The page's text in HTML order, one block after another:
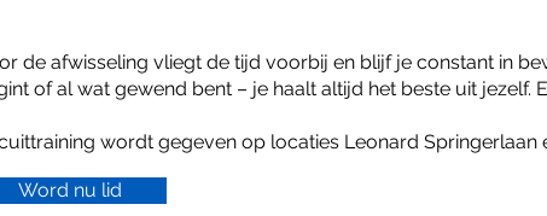
de afwisseling vliegt de tijd voorbij en blijf je constant in
of al wat gewend bent – je haalt altijd het beste uit
wordt gegeven op locaties Leonard Springerlaan
Word nu lid